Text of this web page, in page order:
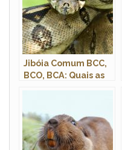
Jibóia Comum BCC,
BCO, BCA: Quais as